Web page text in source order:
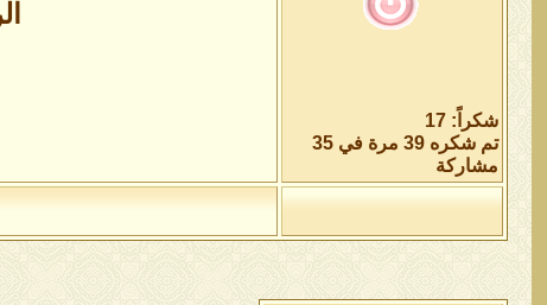
شكراً: 17
تم شكره 39 مرة في 35
مشاركة